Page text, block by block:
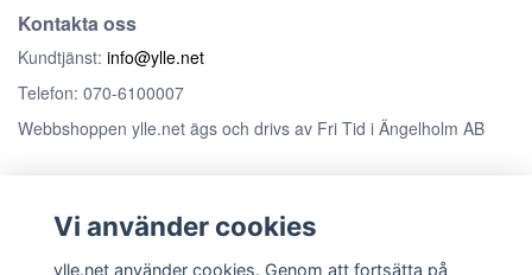
Kontakta oss
Kundtjänst: info@ylle.net
Telefon: 070-6100007
Webbshoppen ylle.net ägs och drivs av Fri Tid i Ängelholm AB
Anmäl dig till vårt nyhetsbrev
Prenumerera
Vi använder cookies
ylle.net använder cookies. Genom att fortsätta på